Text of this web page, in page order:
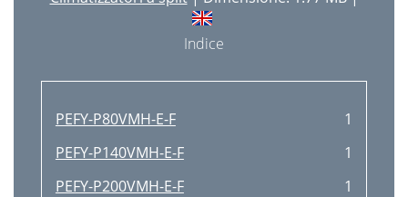
Indice
PEFY-P80VMH-E-F
1
PEFY-P140VMH-E-F
1
PEFY-P200VMH-E-F
1